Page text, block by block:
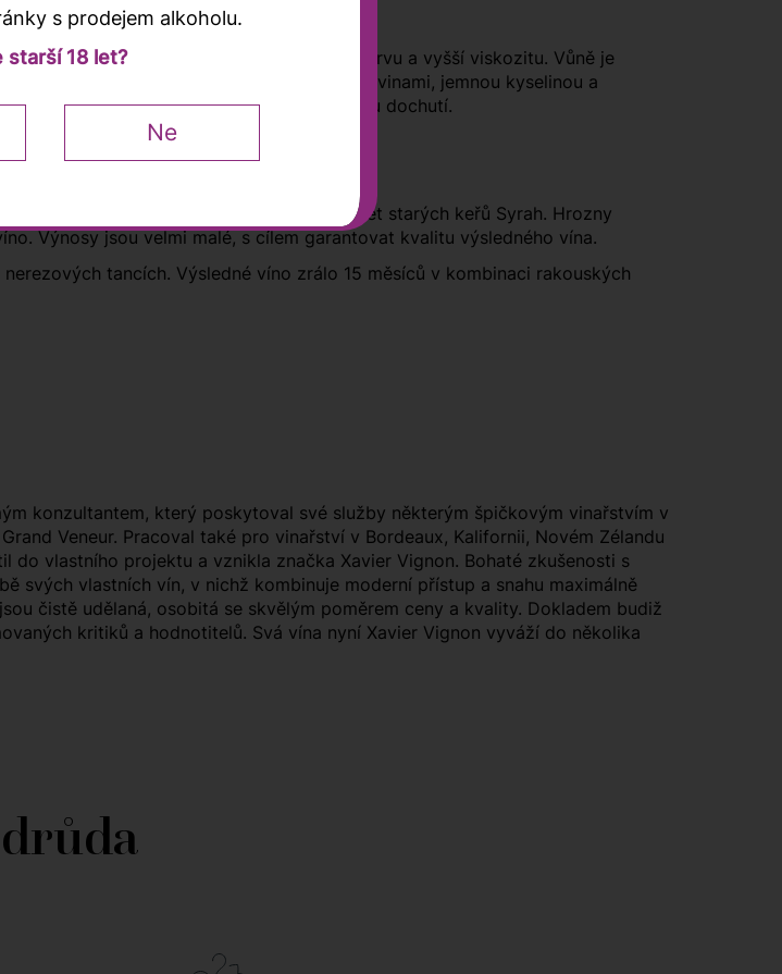
XVIII Le Soleil má tmavou rubínovou barvu a vyšší viskozitu. Vůně je
V chuti je víno plné, s hedvábnými tříslovinami, jemnou kyselinou a
Komplexní a sofistikované víno s dlouhou dochutí.
let starých keřů odrůdy Mourvedre a 50 let starých keřů Syrah. Hrozny
Výnosy jsou velmi malé, s cílem garantovat kvalitu výsledného vína.
tancích. Výsledné víno zrálo 15 měsíců v kombinaci rakouských
konzultantem, který poskytoval své služby některým špičkovým vinařstvím v
Veneur. Pracoval také pro vinařství v Bordeaux, Kalifornii, Novém Zélandu
vlastního projektu a vznikla značka Xavier Vignon. Bohaté zkušenosti s
svých vlastních vín, v nichž kombinuje moderní přístup a snahu maximálně
čistě udělaná, osobitá se skvělým poměrem ceny a kvality. Dokladem budiž
kritiků a hodnotitelů. Svá vína nyní Xavier Vignon vyváží do několika
s prodejem alkoholu.
starší 18 let?
Ne